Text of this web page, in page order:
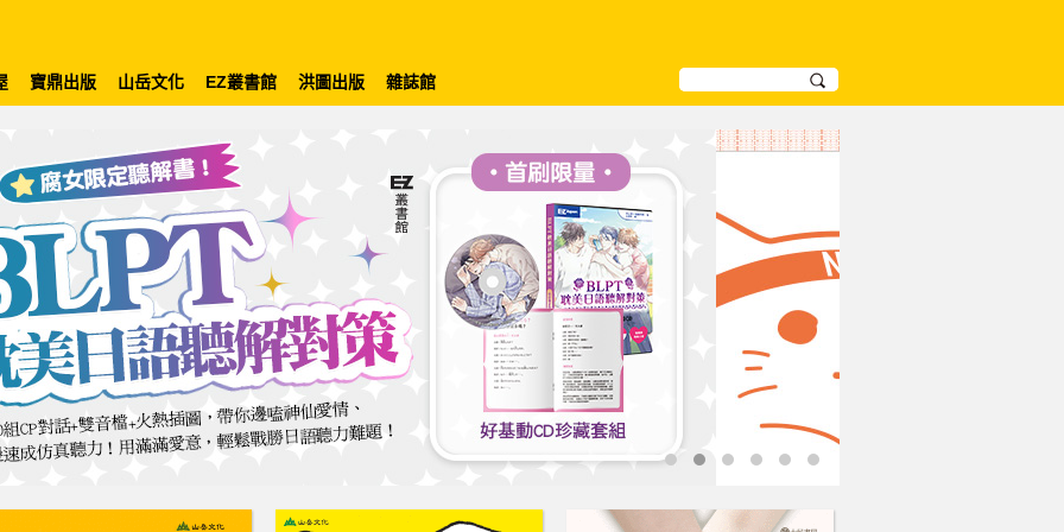
寶鼎出版 山岳文化 EZ叢書館 洪圖出版 雜誌館